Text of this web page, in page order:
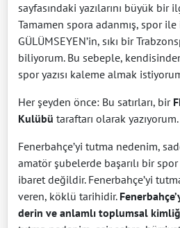
sayfasındaki yazılarını büyük bir
Tamamen spora adanmış, spor
GÜLÜMSEYEN’in, sıkı bir
biliyorum. Bu sebeple,
spor yazısı kaleme almak
Her şeyden önce: Bu satırları, bir
Kulübü taraftarı olarak yazıyorum.
Fenerbahçe’yi tutma nedenim,
amatör şubelerde başarılı bir
ibaret değildir. Fenerbahçe’yi
veren, köklü tarihidir.
derin ve anlamlı toplumsal